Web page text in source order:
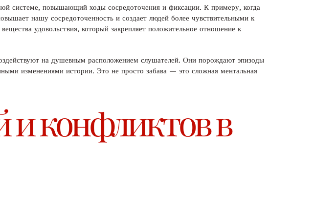
системе, повышающий ходы сосредоточения и фиксации. К примеру, когда
нашу сосредоточенность и создает людей более чувствительными к
удовольствия, который закрепляет положительное отношение к
на душевным расположением слушателей. Они порождают эпизоды
изменениями истории. Это не просто забава — это сложная ментальная
и конфликтов в